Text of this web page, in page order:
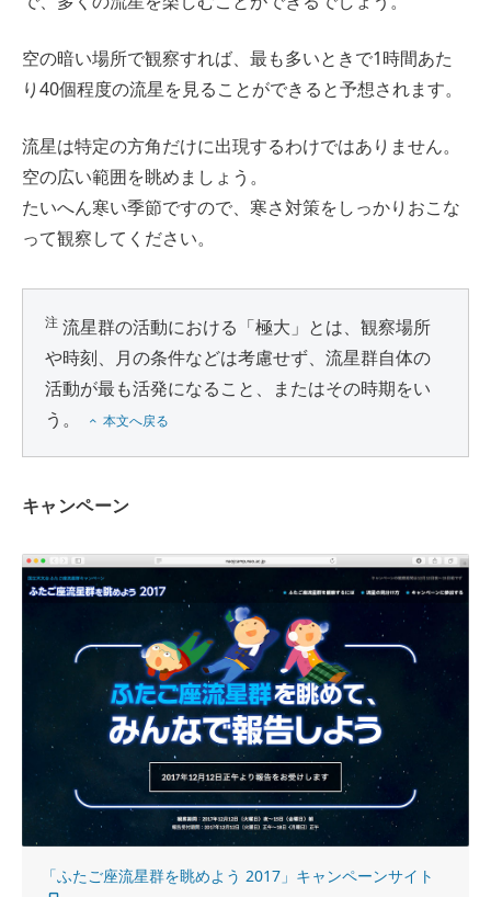
空の暗い場所で観察すれば、最も多いときで1時間あた
り40個程度の流星を見ることができると予想されます。
流星は特定の方角だけに出現するわけではありません。
空の広い範囲を眺めましょう。
たいへん寒い季節ですので、寒さ対策をしっかりおこな
って観察してください。
注 流星群の活動における「極大」とは、観察場所
や時刻、月の条件などは考慮せず、流星群自体の
活動が最も活発になること、またはその時期をい
う。
本文へ戻る
キャンペーン
「ふたご座流星群を眺めよう 2017」キャンペーンサイト